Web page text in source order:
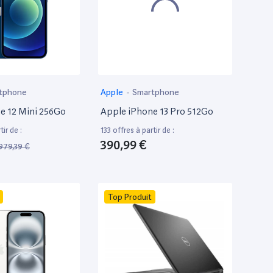
12 Mini 256Go
de :
€
Apple - Smartphone
Apple iPhone 13 Pro 512Go
133 offres à partir de :
390,99 €
Top Produit